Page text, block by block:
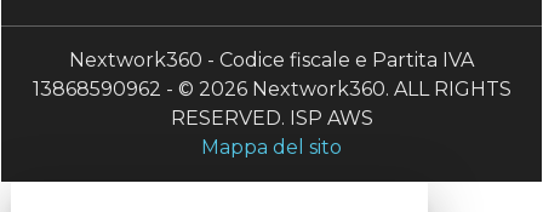
Nextwork360 - Codice fiscale e Partita IVA
13868590962 - © 2026 Nextwork360. ALL RIGHTS
RESERVED. ISP AWS
Mappa del sito